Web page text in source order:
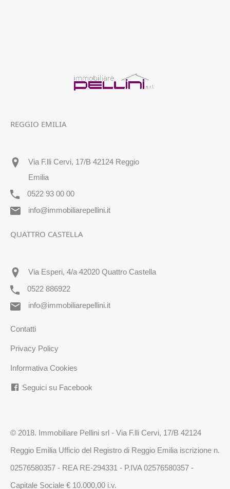
REGGIO EMILIA
Via F.lli Cervi, 17/B 42124 Reggio
Emilia
0522 93 00 00
info@immobiliarepellini.it
QUATTRO CASTELLA
Via Esperi, 4/a 42020 Quattro Castella
0522 886922
info@immobiliarepellini.it
Contatti
Privacy Policy
Informativa Cookies
Seguici su Facebook
© 2018. Immobiliare Pellini srl - Via F.lli Cervi, 17/B 42124
Reggio Emilia Ufficio del Registro di Reggio Emilia iscrizione n.
02576580357 - REA RE-294331 - P.IVA 02576580357 -
Capitale Sociale € 10.000,00 i.v.